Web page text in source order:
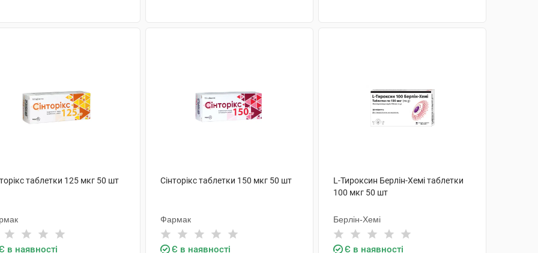
таблетки 125 мкг 50 шт
в наявності
Сінторікс таблетки 150 мкг 50 шт
Фармак
Є в наявності
L-Тироксин Берлін-Хемі таблетки
100 мкг 50 шт
Берлін-Хемі
Є в наявності